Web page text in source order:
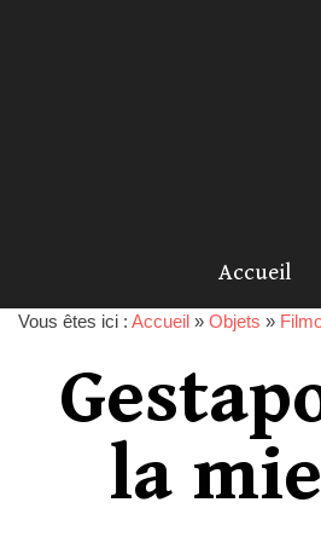
Accueil
Vous êtes ici : Accueil » Objets »
la